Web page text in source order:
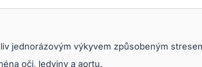
jednorázovým výkyvem způsobeným
oči, ledviny a aortu.